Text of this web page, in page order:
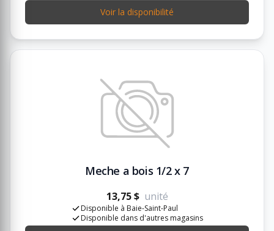
Voir la disponibilité
Meche a bois 1/2 x 7
13,75 $ unité
Disponible à Baie-Saint-Paul
Disponible dans d'autres magasins